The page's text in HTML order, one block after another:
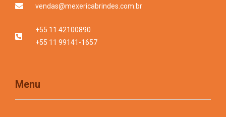
vendas@mexericabrindes.com.br
+55 11 42100890
+55 11 99141-1657
Menu